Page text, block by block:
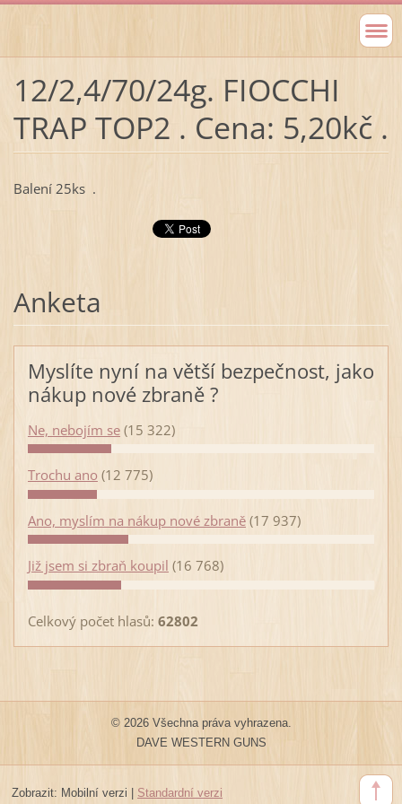
12/2,4/70/24g. FIOCCHI
TRAP TOP2 . Cena: 5,20kč .
Balení 25ks .
Anketa
Myslíte nyní na větší bezpečnost, jako
nákup nové zbraně ?
Ne, nebojím se (15 322)
Trochu ano (12 775)
Ano, myslím na nákup nové zbraně (17 937)
Již jsem si zbraň koupil (16 768)
Celkový počet hlasů: 62802
© 2026 Všechna práva vyhrazena.
DAVE WESTERN GUNS
Zobrazit: Mobilní verzi | Standardní verzi